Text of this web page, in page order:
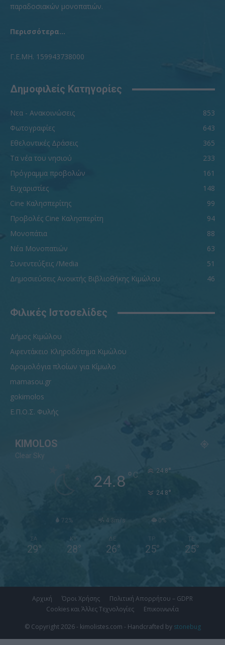
παραδοσιακών μονοπατιών.
Περισσότερα...
Γ.Ε.ΜΗ. 159943738000
Δημοφιλείς Κατηγορίες
Νεα - Ανακοινώσεις
853
Φωτογραφίες
643
Εθελοντικές Δράσεις
365
Τα νέα του νησιού
233
Πρόγραμμα προβολών
161
Ευχαριστίες
148
Cine Καλησπερίτης
99
Προβολές Cine Καλησπερίτη
94
Μονοπάτια
88
Νέα Μονοπατιών
63
Συνεντεύξεις /Media
51
Δημοσιεύσεις Ανοικτής Βιβλιοθήκης Κιμώλου
46
Φιλικές Ιστοσελίδες
Δήμος Κιμώλου
Αφεντάκειο Κληροδότημα Κιμώλου
Δρομολόγια πλοίων για Κίμωλο
mamasou.gr
gokimolos
Ε.Π.Ο.Σ. Φυλής
KIMOLOS
Clear Sky
24.8° C 24.8°
24.8°
72% 4.3m/s 0%
ΣΑ
29°
ΚΥ
28°
ΔΕ
26°
ΤΡ
25°
ΤΕ
25°
Αρχική Όροι Χρήσης
Πολιτική Απορρήτου – GDPR
Cookies και Άλλες Τεχνολογίες
Επικοινωνία
© Copyright 2026 - kimolistes.com - Handcrafted by stonebug